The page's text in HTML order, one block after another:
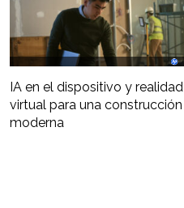
IA en el dispositivo y realidad
virtual para una construcción
moderna